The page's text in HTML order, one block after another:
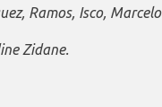
Ramos, Isco,
Zidane.